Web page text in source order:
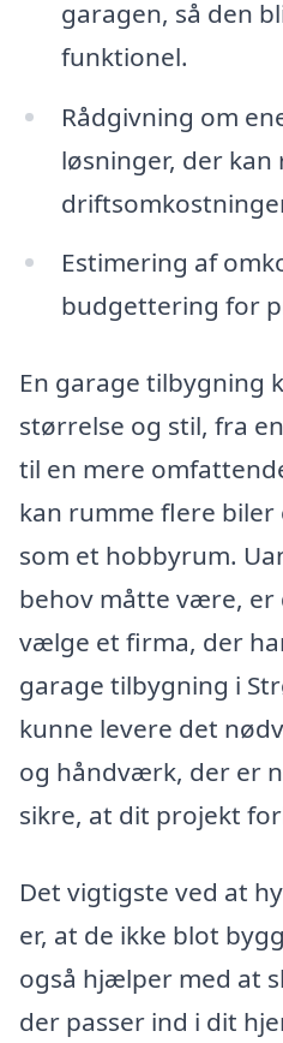
garagen, så den
funktionel.
Rådgivning om
løsninger, der kan
Estimering af
budgettering for
En garage tilbygning
størrelse og stil, fra
til en mere
kan rumme flere
som et hobbyrum.
behov måtte være, er
vælge et firma, der
garage tilbygning i
kunne levere det
og håndværk, der er
sikre, at dit projekt
Det vigtigste ved at
er, at de ikke blot
også hjælper med at
der passer ind i dit